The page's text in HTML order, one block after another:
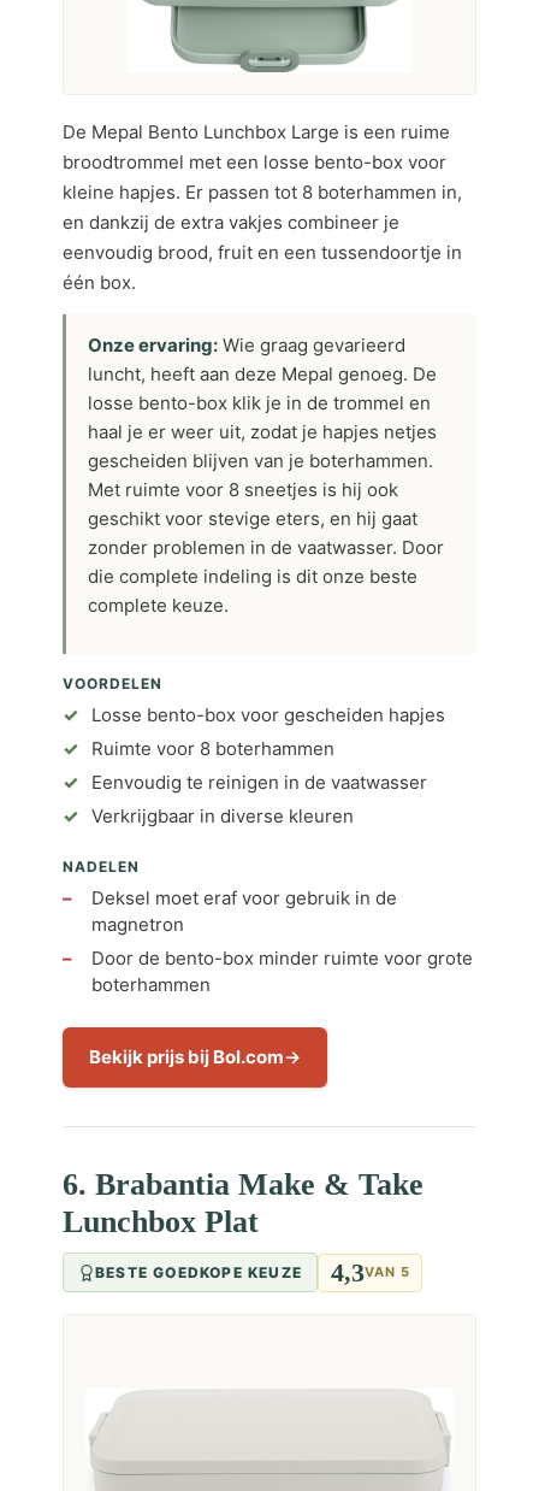
De Mepal Bento Lunchbox Large is een ruime
broodtrommel met een losse bento-box voor
kleine hapjes. Er passen tot 8 boterhammen in,
en dankzij de extra vakjes combineer je
eenvoudig brood, fruit en een tussendoortje in
één box.
Onze ervaring: Wie graag gevarieerd
luncht, heeft aan deze Mepal genoeg. De
losse bento-box klik je in de trommel en
haal je er weer uit, zodat je hapjes netjes
gescheiden blijven van je boterhammen.
Met ruimte voor 8 sneetjes is hij ook
geschikt voor stevige eters, en hij gaat
zonder problemen in de vaatwasser. Door
die complete indeling is dit onze beste
complete keuze.
VOORDELEN
Losse bento-box voor gescheiden hapjes
Ruimte voor 8 boterhammen
Eenvoudig te reinigen in de vaatwasser
Verkrijgbaar in diverse kleuren
NADELEN
Deksel moet eraf voor gebruik in de
magnetron
Door de bento-box minder ruimte voor grote
boterhammen
Bekijk prijs bij Bol.com
6. Brabantia Make & Take
Lunchbox Plat
BESTE GOEDKOPE KEUZE 4,3VAN 5